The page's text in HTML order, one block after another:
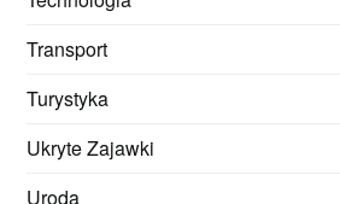
Transport
Turystyka
Ukryte Zajawki
Uroda